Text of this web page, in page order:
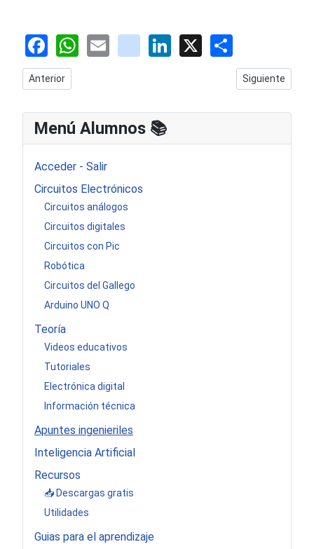
Facebook
WhatsApp
Emailyoutube
LinkedIn
X
Artículo anterior: ShareX ó Camtasia, cual usar?
Anterior Artículo
Siguiente
Menú Alumnos 📚​
Acceder - Salir
Circuitos Electrónicos
Circuitos análogos
Circuitos digitales
Circuitos con Pic
Robótica
Circuitos del Gallego
Arduino UNO Q
Teoría
Videos educativos
Tutoriales
Electrónica digital
Información técnica
Apuntes ingenieriles
Inteligencia Artificial
Recursos
📥 Descargas gratis
Utilidades
Guias para el aprendizaje